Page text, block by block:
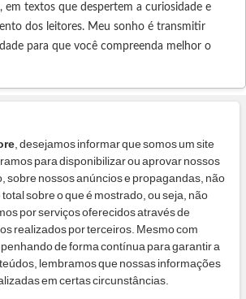
em textos que despertem a curiosidade e
dos leitores. Meu sonho é transmitir
para que você compreenda melhor o
, desejamos informar que somos um site
para disponibilizar ou aprovar nossos
sobre nossos anúncios e propagandas, não
sobre o que é mostrado, ou seja, não
por serviços oferecidos através de
realizados por terceiros. Mesmo com
de forma contínua para garantir a
lembramos que nossas informações
em certas circunstâncias.